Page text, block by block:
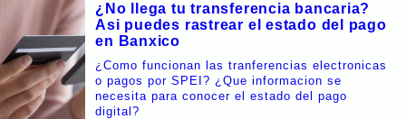
¿No llega tu transferencia bancaria?
Asi puedes rastrear el estado del pago
en Banxico
¿Como funcionan las tranferencias electronicas
o pagos por SPEI? ¿Que informacion se
necesita para conocer el estado del pago
digital?